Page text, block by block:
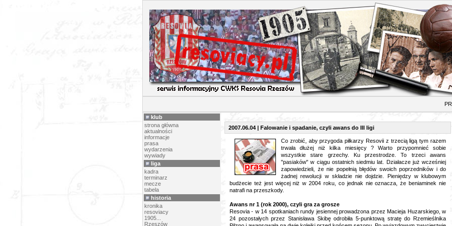
klub
strona główna
aktualności
informacje
prasa
wydarzenia
wywiady
liga
kadra
terminarz
mecze
tabela
historia
kronika
resoviacy
1905...
Rzeszów
2007.06.04 | Falowanie i spadanie, czyli awans do III ligi
Co zrobić, aby przygoda piłkarzy Resovii z trzecią ligą tym razem
trwała dłużej niż kilka miesięcy ? Warto przypomnieć sobie
wszystkie stare grzechy. Ku przestrodze. To trzeci awans
"pasiaków" w ciągu ostatnich siedmiu lat. Działacze już wcześniej
zapowiedzieli, że nie popełnią błędów swoich poprzedników i do
żadnej rewolucji w składzie nie dojdzie. Pieniędzy w klubowym
budżecie też jest więcej niż w 2004 roku, co jednak nie oznacza, że beniaminek nie
natrafi na przeszkody.
Awans nr 1 (rok 2000), czyli gra za grosze
Resovia - w 14 spotkaniach rundy jesiennej prowadzona przez Macieja Huzarskiego, w
24 pozostałych przez Stanisława Skibę odrobiła 5-punktową stratę do Rzemieślnika